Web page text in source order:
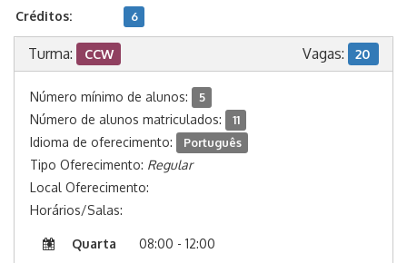
Créditos: 6
Turma: CCW Vagas: 20
Número mínimo de alunos: 5
Número de alunos matriculados: 11
Idioma de oferecimento: Português
Tipo Oferecimento: Regular
Local Oferecimento:
Horários/Salas:
Quarta
08:00 - 12:00